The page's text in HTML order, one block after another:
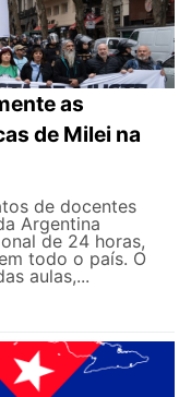
as
de Milei na
de docentes
Argentina
de 24 horas,
todo o país. O
aulas,...